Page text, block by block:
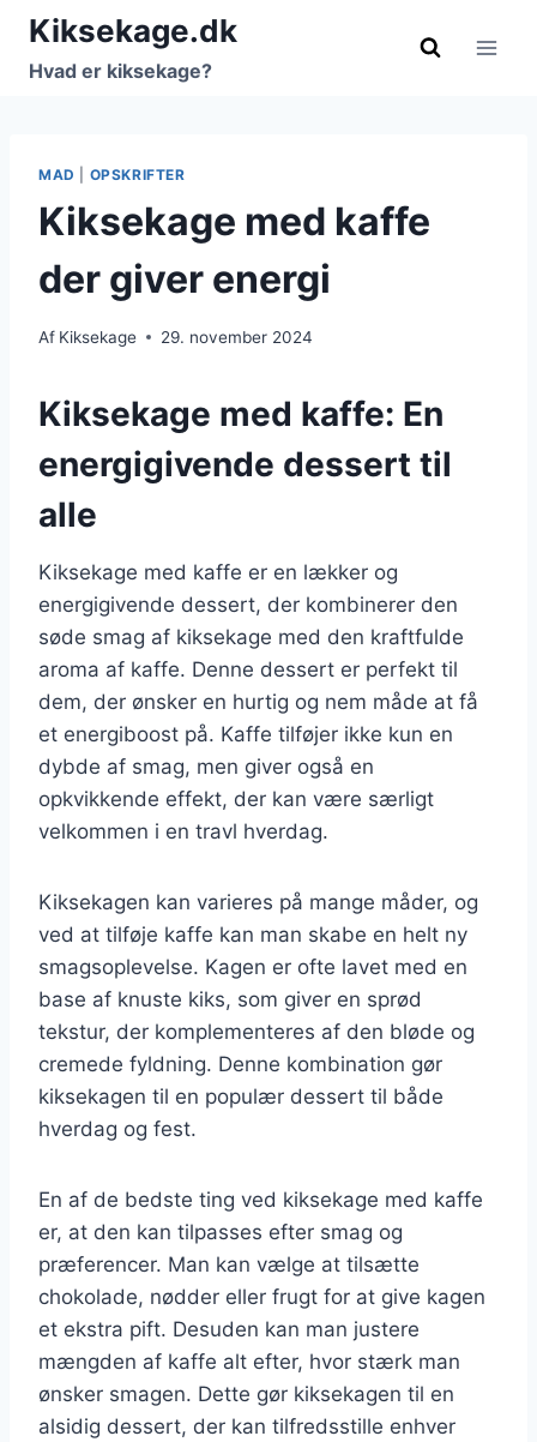
Fortsæt
indhold
Kiksekage.dk
Hvad er kiksekage?
MAD OPSKRIFTER
Kiksekage med kaffe
der giver energi
Af Kiksekage 29. november 2024
Kiksekage med kaffe: En
energigivende dessert til
alle
Kiksekage med kaffe er en lækker og
energigivende dessert, der kombinerer den
søde smag af kiksekage med den kraftfulde
aroma af kaffe. Denne dessert er perfekt til
dem, der ønsker en hurtig og nem måde at få
et energiboost på. Kaffe tilføjer ikke kun en
dybde af smag, men giver også en
opkvikkende effekt, der kan være særligt
velkommen i en travl hverdag.
Kiksekagen kan varieres på mange måder, og
ved at tilføje kaffe kan man skabe en helt ny
smagsoplevelse. Kagen er ofte lavet med en
base af knuste kiks, som giver en sprød
tekstur, der komplementeres af den bløde og
cremede fyldning. Denne kombination gør
kiksekagen til en populær dessert til både
hverdag og fest.
En af de bedste ting ved kiksekage med kaffe
er, at den kan tilpasses efter smag og
præferencer. Man kan vælge at tilsætte
chokolade, nødder eller frugt for at give kagen
et ekstra pift. Desuden kan man justere
mængden af kaffe alt efter, hvor stærk man
ønsker smagen. Dette gør kiksekagen til en
alsidig dessert, der kan tilfredsstille enhver